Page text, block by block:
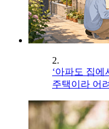
2.
‘아파도 집
주택이라 어